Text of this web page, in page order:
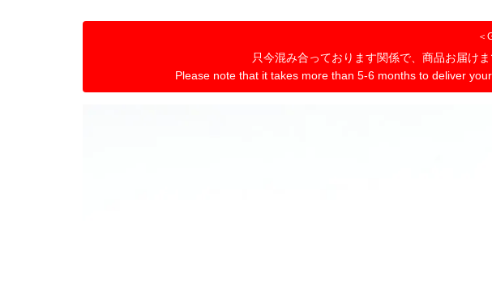
＜
只今混み合っております関係で、商品お届け
Please note that it takes more than 5-6 months to deliver